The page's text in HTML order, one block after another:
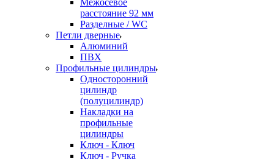
Межосевое
расстояние 92 мм
Разделные / WC
Петли дверные
Алюминий
ПВХ
Профильные цилиндры
Односторонний
цилиндр
(полуцилиндр)
Накладки на
профильные
цилиндры
Ключ - Ключ
Ключ - Ручка